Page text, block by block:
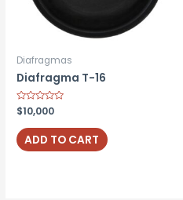
Diafragmas
Diafragma T-16
Rated
0
out
of
5
$10,000
ADD TO CART